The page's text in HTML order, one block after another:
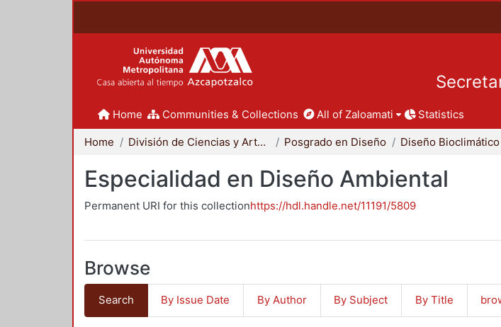
Home Communities & Collections All of Zaloamati Statistics
Home División de Ciencias y Artes para el Diseño Posgrado en Diseño Diseño Bioclimático
Especialidad en Diseño Ambiental
Permanent URI for this collectionhttps://hdl.handle.net/11191/5809
Browse
Search By Issue Date By Author By Subject By Title